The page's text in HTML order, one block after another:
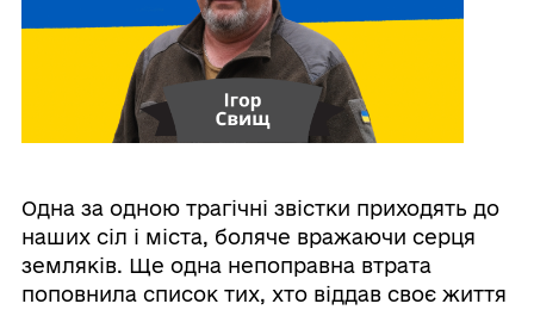
Одна за одною трагічні звістки приходять до
наших сіл і міста, боляче вражаючи серця
земляків. Ще одна непоправна втрата
поповнила список тих, хто віддав своє життя